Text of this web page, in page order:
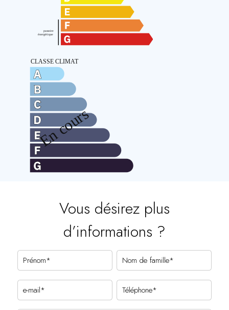
Vous désirez plus
d’informations ?